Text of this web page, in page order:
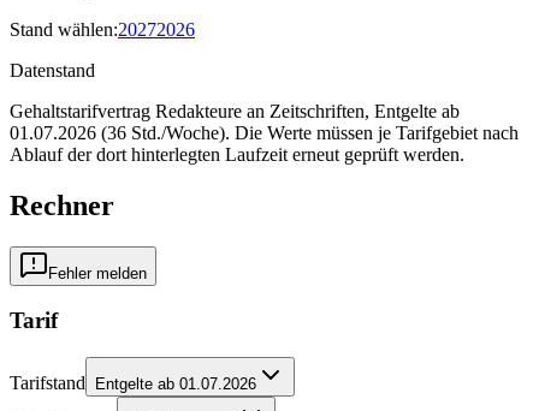
Stand wählen:20272026
Datenstand
Gehaltstarifvertrag Redakteure an Zeitschriften, Entgelte ab
01.07.2026 (36 Std./Woche). Die Werte müssen je Tarifgebiet nach
Ablauf der dort hinterlegten Laufzeit erneut geprüft werden.
Rechner
Fehler melden
Tarif
Tarifstand Entgelte ab 01.07.2026